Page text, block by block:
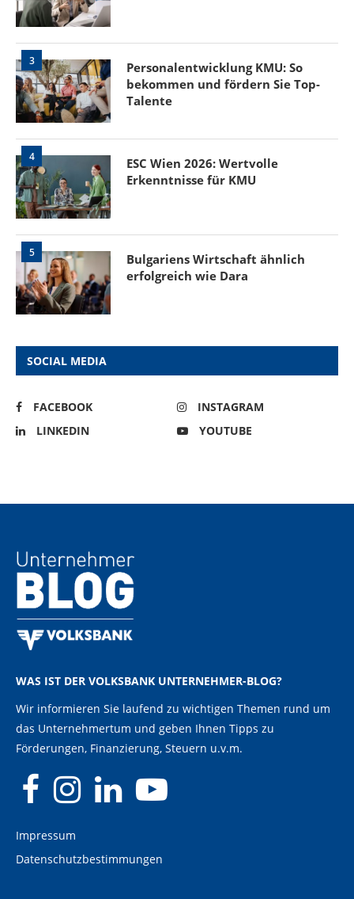
3
Personalentwicklung KMU: So
bekommen und fördern Sie Top-
Talente
4
ESC Wien 2026: Wertvolle
Erkenntnisse für KMU
5
Bulgariens Wirtschaft ähnlich
erfolgreich wie Dara
SOCIAL MEDIA
FACEBOOK
INSTAGRAM
LINKEDIN
YOUTUBE
WAS IST DER VOLKSBANK UNTERNEHMER-BLOG?
Wir informieren Sie laufend zu wichtigen Themen rund um
das Unternehmertum und geben Ihnen Tipps zu
Förderungen, Finanzierung, Steuern u.v.m.
Impressum
Datenschutzbestimmungen